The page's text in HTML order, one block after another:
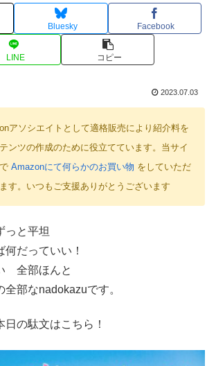
Bluesky Facebook
LINE コピー
2023.07.03
アソシエイトとして適格販売により紹介料を
ンツの作成のために役立てています。当サイ
Amazonにて何らかのお買い物 をしていただ
す。いつもご支援ありがとうございます
っと平坦
だっていい！
全部ほんと
部なnadokazuです。
日の駄文はこちら！